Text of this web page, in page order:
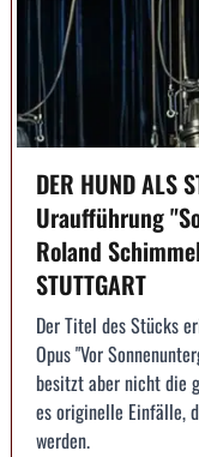
DER HUND ALS
Uraufführung
Roland
STUTTGART
Der Titel des Stücks
Opus "Vor
besitzt aber nicht die
es originelle Einfälle,
werden.